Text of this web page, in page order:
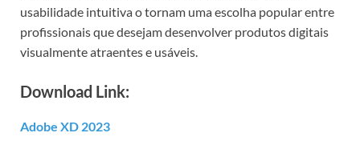
usabilidade intuitiva o tornam uma escolha popular entre
profissionais que desejam desenvolver produtos digitais
visualmente atraentes e usáveis.
Download Link:
Adobe XD 2023